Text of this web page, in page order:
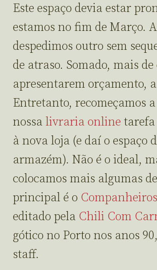
Este espaço devia estar
estamos no fim de Março.
despedimos outro sem
de atraso. Somado, mais
apresentarem orçamento,
Entretanto, recomeçamos
nossa livraria online tarefa
à nova loja (e daí o espaço
armazém). Não é o ideal,
colocamos mais algumas
principal é o
editado pela Chili Com
gótico no Porto nos anos
staff.